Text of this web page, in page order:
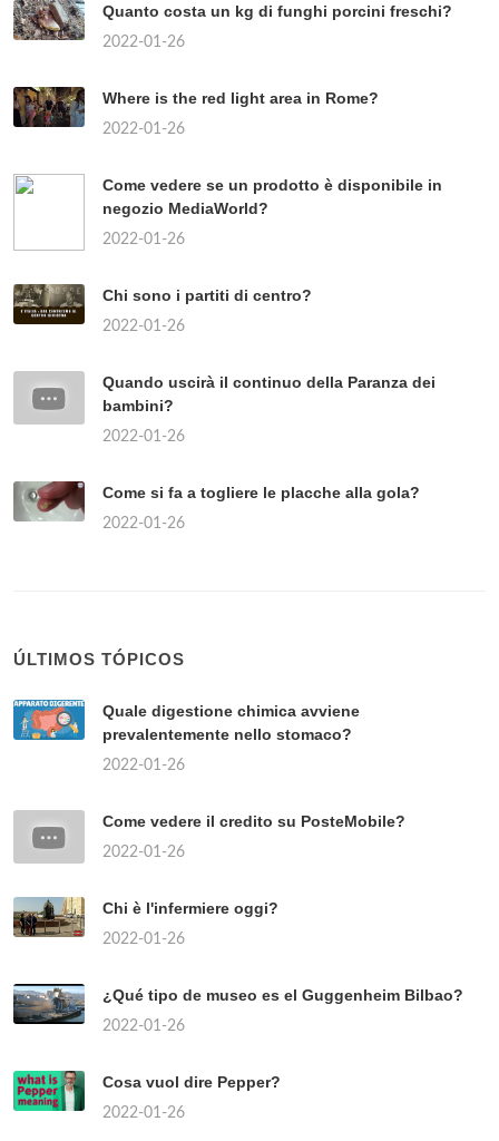
Quanto costa un kg di funghi porcini freschi?
2022-01-26
Where is the red light area in Rome?
2022-01-26
Come vedere se un prodotto è disponibile in
negozio MediaWorld?
2022-01-26
Chi sono i partiti di centro?
2022-01-26
Quando uscirà il continuo della Paranza dei
bambini?
2022-01-26
Come si fa a togliere le placche alla gola?
2022-01-26
ÚLTIMOS TÓPICOS
Quale digestione chimica avviene
prevalentemente nello stomaco?
2022-01-26
Come vedere il credito su PosteMobile?
2022-01-26
Chi è l'infermiere oggi?
2022-01-26
¿Qué tipo de museo es el Guggenheim Bilbao?
2022-01-26
Cosa vuol dire Pepper?
2022-01-26